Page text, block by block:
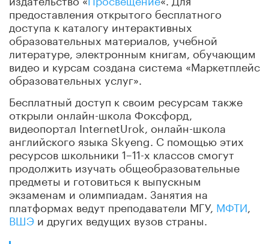
предоставления открытого бесплатного
доступа к каталогу интерактивных
образовательных материалов, учебной
литературе, электронным книгам, обучающим
видео и курсам создана система «Маркетплейс
образовательных услуг».
Бесплатный доступ к своим ресурсам также
открыли онлайн-школа Фоксфорд,
видеопортал InternetUrok, онлайн-школа
английского языка Skyeng. С помощью этих
ресурсов школьники 1–11-х классов смогут
продолжить изучать общеобразовательные
предметы и готовиться к выпускным
экзаменам и олимпиадам. Занятия на
платформах ведут преподаватели МГУ, МФТИ
ВШЭи других ведущих вузов страны.